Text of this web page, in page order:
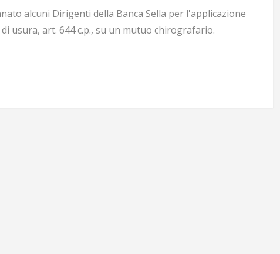
alcuni Dirigenti della Banca Sella per l'applicazione
usura, art. 644 c.p., su un mutuo chirografario.